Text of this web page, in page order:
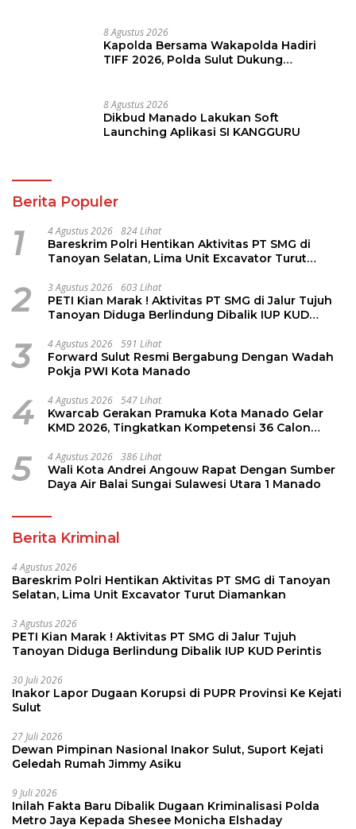
8 Agustus 2026
Kapolda Bersama Wakapolda Hadiri
TIFF 2026, Polda Sulut Dukung
8 Agustus 2026
Dikbud Manado Lakukan Soft
Launching Aplikasi SI KANGGURU
Berita Populer
1 4 Agustus 2026 824 Lihat
Bareskrim Polri Hentikan Aktivitas PT SMG di
Tanoyan Selatan, Lima Unit Excavator Turut
2 3 Agustus 2026 603 Lihat
PETI Kian Marak ! Aktivitas PT SMG di Jalur Tujuh
Tanoyan Diduga Berlindung Dibalik IUP KUD
3 4 Agustus 2026 591 Lihat
Forward Sulut Resmi Bergabung Dengan Wadah
Pokja PWI Kota Manado
4 4 Agustus 2026 547 Lihat
Kwarcab Gerakan Pramuka Kota Manado Gelar
KMD 2026, Tingkatkan Kompetensi 36 Calon
5 4 Agustus 2026 386 Lihat
Wali Kota Andrei Angouw Rapat Dengan Sumber
Daya Air Balai Sungai Sulawesi Utara 1 Manado
Berita Kriminal
4 Agustus 2026
Bareskrim Polri Hentikan Aktivitas PT SMG di Tanoyan
Selatan, Lima Unit Excavator Turut Diamankan
3 Agustus 2026
PETI Kian Marak ! Aktivitas PT SMG di Jalur Tujuh
Tanoyan Diduga Berlindung Dibalik IUP KUD Perintis
30 Juli 2026
Inakor Lapor Dugaan Korupsi di PUPR Provinsi Ke Kejati
Sulut
27 Juli 2026
Dewan Pimpinan Nasional Inakor Sulut, Suport Kejati
Geledah Rumah Jimmy Asiku
9 Juli 2026
Inilah Fakta Baru Dibalik Dugaan Kriminalisasi Polda
Metro Jaya Kepada Shesee Monicha Elshaday